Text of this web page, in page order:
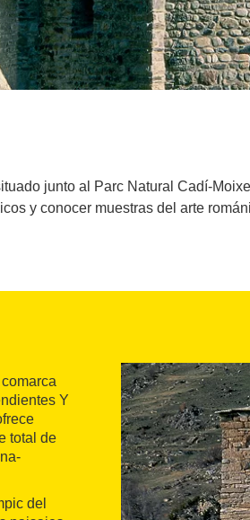
junto al Parc Natural Cadí-
y conocer muestras del arte
Y
total de
del